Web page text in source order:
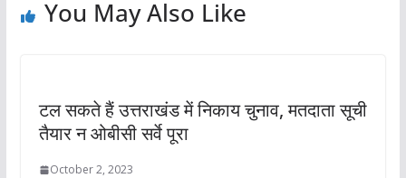
You May Also Like
टल सकते हैं उत्तराखंड में निकाय चुनाव, मतदाता सूची
तैयार न ओबीसी सर्वे पूरा
October 2, 2023